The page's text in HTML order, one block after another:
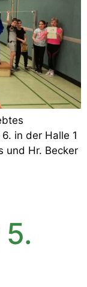
in der Halle 1
und Hr. Becker